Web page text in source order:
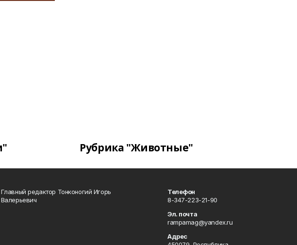
Рубрика "Животные"
Главный редактор Тонконогий Игорь
Валерьевич
Телефон
8-347-223-21-90
Эл. почта
rampamag@yandex.ru
Адрес